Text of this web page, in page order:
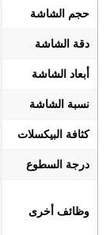
حجم الشاشة
دقة الشاشة
أبعاد الشاشة
نسبة الشاشة
كثافة البيكسلات
درجة السطوع
وظائف أخرى